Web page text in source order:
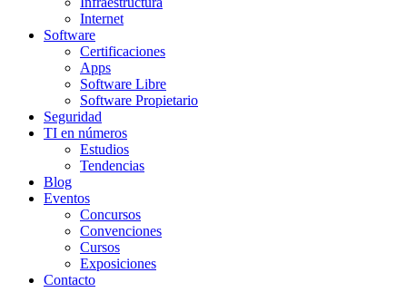
Internet
Software
Certificaciones
Apps
Software Libre
Software Propietario
Seguridad
TI en números
Estudios
Tendencias
Blog
Eventos
Concursos
Convenciones
Cursos
Exposiciones
Contacto